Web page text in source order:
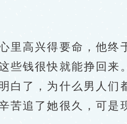
高兴得要命，他终
些钱很快就能挣回来。
了，为什么男人们
苦追了她很久，可